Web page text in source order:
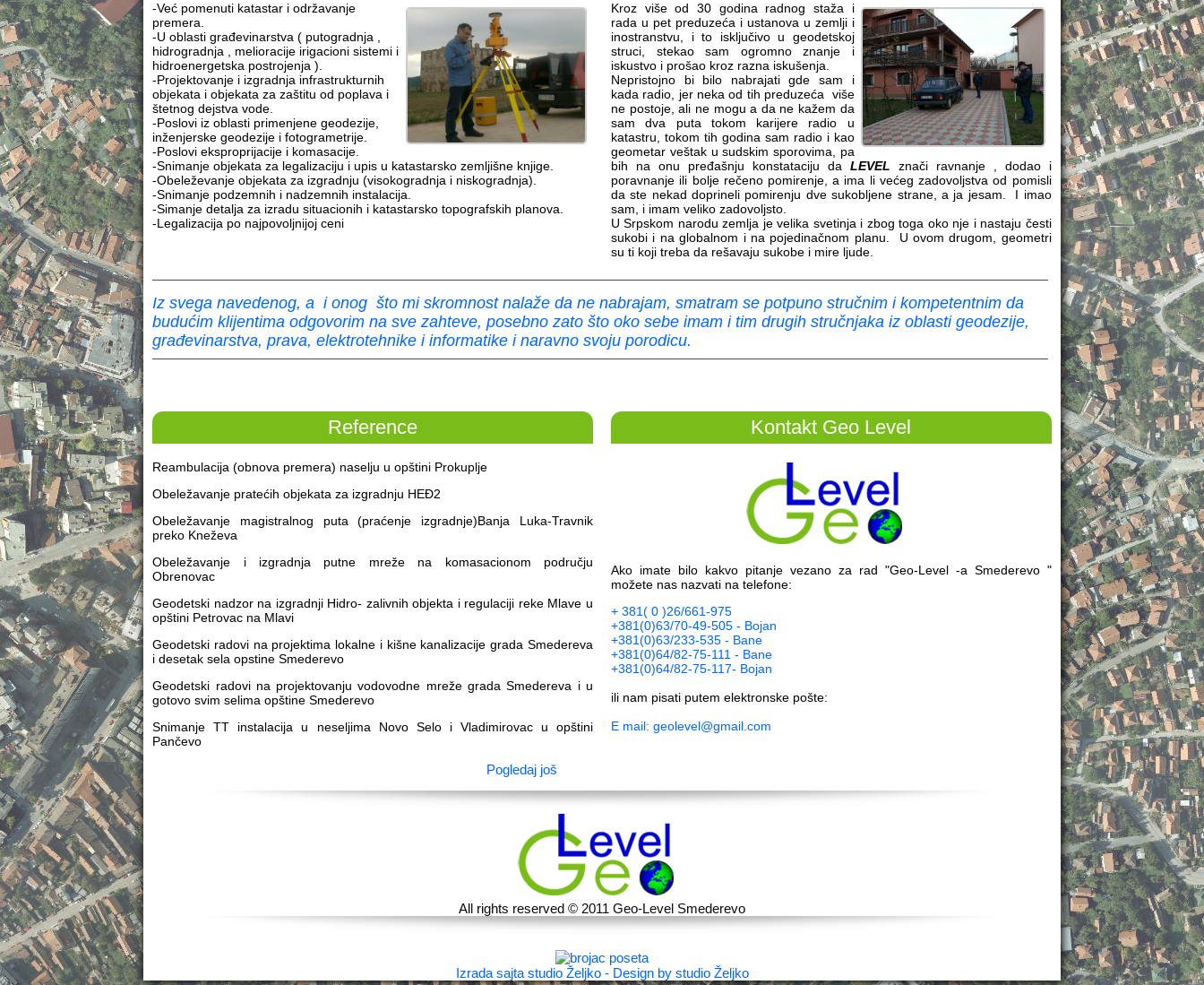
-Već pomenuti katastar i održavanje
premera.
-U oblasti građevinarstva ( putogradnja ,
hidrogradnja , melioracije irigacioni sistemi i
hidroenergetska postrojenja ).
-Projektovanje i izgradnja infrastrukturnih
objekata i objekata za zaštitu od poplava i
štetnog dejstva vode.
-Poslovi iz oblasti primenjene geodezije,
inženjerske geodezije i fotogrametrije.
-Poslovi eksproprijacije i komasacije.
-Snimanje objekata za legalizaciju i upis u katastarsko zemljišne knjige.
-Obeleževanje objekata za izgradnju (visokogradnja i niskogradnja).
-Snimanje podzemnih i nadzemnih instalacija.
-Simanje detalja za izradu situacionih i katastarsko topografskih planova.
-Legalizacija po najpovoljnijoj ceni
Kroz više od 30 godina radnog staža i
rada u pet preduzeća i ustanova u zemlji i
inostranstvu, i to isključivo u geodetskoj
struci, stekao sam ogromno znanje i
iskustvo i prošao kroz razna iskušenja.
Nepristojno bi bilo nabrajati gde sam i
kada radio, jer neka od tih preduzeća više
ne postoje, ali ne mogu a da ne kažem da
sam dva puta tokom karijere radio u
katastru, tokom tih godina sam radio i kao
geometar veštak u sudskim sporovima, pa
bih na onu pređašnju konstataciju da LEVEL znači ravnanje , dodao i
poravnanje ili bolje rečeno pomirenje, a ima li većeg zadovoljstva od pomisli
da ste nekad doprineli pomirenju dve sukobljene strane, a ja jesam. I imao
sam, i imam veliko zadovoljsto.
U Srpskom narodu zemlja je velika svetinja i zbog toga oko nje i nastaju česti
sukobi i na globalnom i na pojedinačnom planu. U ovom drugom, geometri
su ti koji treba da rešavaju sukobe i mire ljude.
Iz svega navedenog, a i onog što mi skromnost nalaže da ne nabrajam, smatram se potpuno stručnim i kompetentnim da
budućim klijentima odgovorim na sve zahteve, posebno zato što oko sebe imam i tim drugih stručnjaka iz oblasti geodezije,
građevinarstva, prava, elektrotehnike i informatike i naravno svoju porodicu.
Reference
Reambulacija (obnova premera) naselju u opštini Prokuplje
Obeležavanje pratećih objekata za izgradnju HEĐ2
Obeležavanje magistralnog puta (praćenje izgradnje)Banja Luka-Travnik
preko Kneževa
Obeležavanje i izgradnja putne mreže na komasacionom području
Obrenovac
Geodetski nadzor na izgradnji Hidro- zalivnih objekta i regulaciji reke Mlave u
opštini Petrovac na Mlavi
Geodetski radovi na projektima lokalne i kišne kanalizacije grada Smedereva
i desetak sela opstine Smederevo
Geodetski radovi na projektovanju vodovodne mreže grada Smedereva i u
gotovo svim selima opštine Smederevo
Snimanje TT instalacija u neseljima Novo Selo i Vladimirovac u opštini
Pančevo
Pogledaj još
Kontakt Geo Level
Ako imate bilo kakvo pitanje vezano za rad "Geo-Level -a Smederevo "
možete nas nazvati na telefone:
+ 381( 0 )26/661-975
+381(0)63/70-49-505 - Bojan
+381(0)63/233-535 - Bane
+381(0)64/82-75-111 - Bane
+381(0)64/82-75-117- Bojan
ili nam pisati putem elektronske pošte:
E mail:geolevel@gmail.com
All rights reserved © 2011 Geo-Level Smederevo
Izrada sajta studio Željko- Design by studio Željko